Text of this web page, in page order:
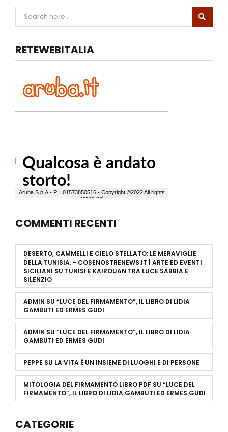
RETEWEBITALIA
COMMENTI RECENTI
DESERTO, CAMMELLI E CIELO STELLATO: LE MERAVIGLIE
DELLA TUNISIA. - COSENOSTRENEWS.IT | ARTE ED EVENTI
SICILIANI SU TUNISI E KAIROUAN TRA LUCE SABBIA E
SILENZIO
ADMIN SU “LUCE DEL FIRMAMENTO”, IL LIBRO DI LIDIA
GAMBUTI ED ERMES GUDI
ADMIN SU “LUCE DEL FIRMAMENTO”, IL LIBRO DI LIDIA
GAMBUTI ED ERMES GUDI
PEPPE SU LA VITA È UN INSIEME DI LUOGHI E DI PERSONE
MITOLOGIA DEL FIRMAMENTO LIBRO PDF SU “LUCE DEL
FIRMAMENTO”, IL LIBRO DI LIDIA GAMBUTI ED ERMES GUDI
CATEGORIE